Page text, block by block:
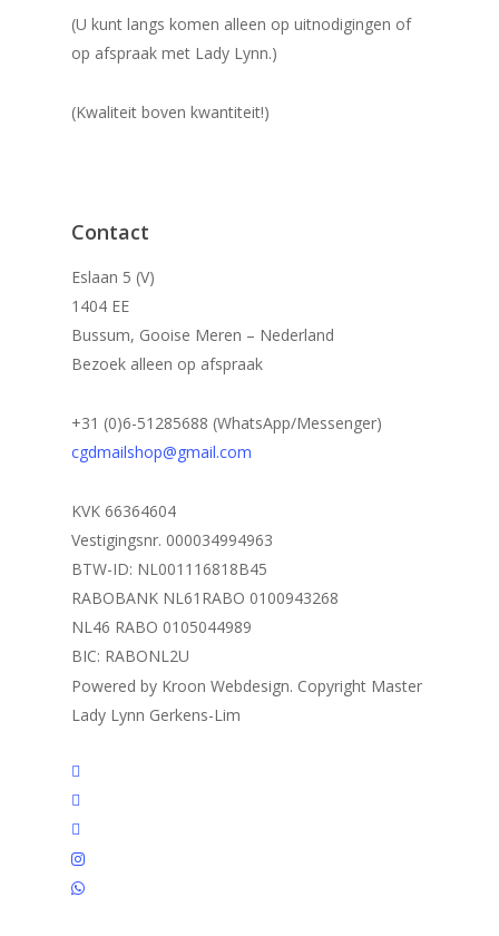
(U kunt langs komen alleen op uitnodigingen of
op afspraak met Lady Lynn.)
(Kwaliteit boven kwantiteit!)
Contact
Eslaan 5 (V)
1404 EE
Bussum, Gooise Meren – Nederland
Bezoek alleen op afspraak
+31 (0)6-51285688 (WhatsApp/Messenger)
cgdmailshop@gmail.com
KVK 66364604
Vestigingsnr. 000034994963
BTW-ID: NL001116818B45
RABOBANK NL61RABO 0100943268
NL46 RABO 0105044989
BIC: RABONL2U
Powered by Kroon Webdesign. Copyright Master
Lady Lynn Gerkens-Lim
twitter
facebook
linkedin
instagram
whatsapp